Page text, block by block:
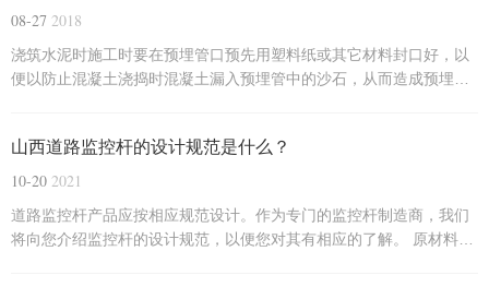
08-27 2018
浇筑水泥时施工时要在预埋管口预先用塑料纸或其它材料封口好，以
便以防止混凝土浇捣时混凝土漏入预埋管中的沙石，从而造成预埋管
山西道路监控杆的设计规范是什么？
10-20 2021
道路监控杆产品应按相应规范设计。作为专门的监控杆制造商，我们
将向您介绍监控杆的设计规范，以便您对其有相应的了解。 原材料：